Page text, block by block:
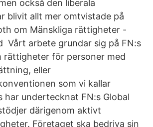
också den liberala
blivit allt mer omtvistade på
om Mänskliga rättigheter -
Vårt arbete grundar sig på FN:s
rättigheter för personer med
eller
som vi kallar
har undertecknat FN:s Global
därigenom aktivt
Företaget ska bedriva sin